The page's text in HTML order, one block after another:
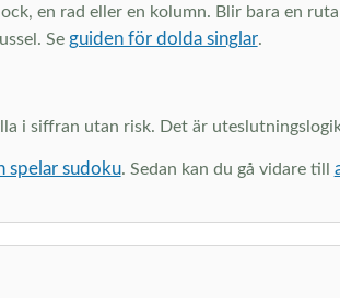
en rad eller en kolumn. Blir bara en
Se guiden för dolda singlar.
i siffran utan risk. Det är
spelar sudoku. Sedan kan du gå vidare till